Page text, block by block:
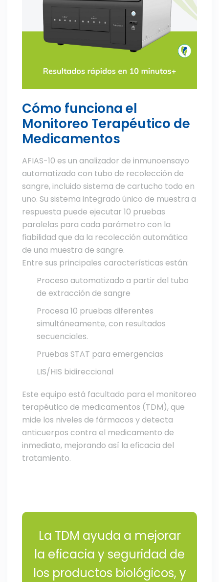
Cómo funciona el
Monitoreo Terapéutico de
Medicamentos
AFIAS-10 es un analizador de inmunoensayo
automatizado con tubo de recolección de
sangre, incluido sistema de cartucho todo en
uno. Su sistema integrado único de muestra a
respuesta puede ejecutar 10 pruebas
paralelas para cada parámetro con la
fiabilidad que da la recolección automática
de una muestra de sangre.
Entre sus principales características están:
Proceso automatizado a partir del tubo
de extracción de sangre
Procesa 10 pruebas diferentes
simultáneamente, con resultados
secuenciales.
Pruebas STAT para emergencias
LIS/HIS bidireccional
Este equipo está facultado para el monitoreo
terapéutico de medicamentos (TDM), que
mide los niveles de fármacos y detecta
anticuerpos contra el medicamento de
inmediato, mejorando así la eficacia del
tratamiento.
La TDM ayuda a mejorar
la eficacia y seguridad de
los productos biológicos, y